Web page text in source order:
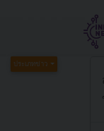
ประเภทข่าว